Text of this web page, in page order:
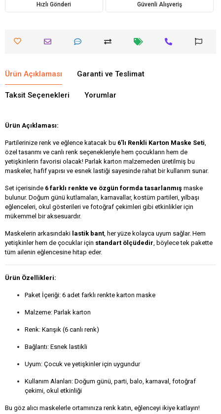
Hızlı Gönderi Güvenli Alışveriş
Ürün Açıklaması Garanti ve Teslimat
Taksit Seçenekleri Yorumlar
Ürün Açıklaması:
Partilerinize renk ve eğlence katacak bu 6’lı Renkli Karton Maske Seti,
özel tasarımı ve canlı renk seçenekleriyle hem çocukların hem de
yetişkinlerin favorisi olacak! Parlak karton malzemeden üretilmiş bu
maskeler, hafif yapısı ve esnek lastiği sayesinde rahat bir kullanım sunar.
Set içerisinde 6 farklı renkte ve özgün formda tasarlanmış maske
bulunur. Doğum günü kutlamaları, karnavallar, kostüm partileri, yılbaşı
eğlenceleri, okul gösterileri ve fotoğraf çekimleri gibi etkinlikler için
mükemmel bir aksesuardır.
Maskelerin arkasındaki lastik bant, her yüze kolayca uyum sağlar. Hem
yetişkinler hem de çocuklar için standart ölçüdedir, böylece tek pakette
tüm ailenin eğlencesine hitap eder.
Ürün Özellikleri:
Paket İçeriği: 6 adet farklı renkte karton maske
Malzeme: Parlak karton
Renk: Karışık (6 canlı renk)
Bağlantı: Esnek lastikli
Uyum: Çocuk ve yetişkinler için uygundur
Kullanım Alanları: Doğum günü, parti, balo, karnaval, fotoğraf
çekimi, okul etkinliği
Bu göz alıcı maskelerle ortamınıza renk katın, eğlenceyi ikiye katlayın!